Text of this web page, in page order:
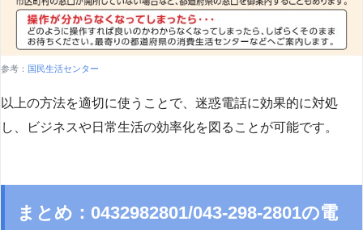
参考： 国民生活センター
以上の方法を適切に使うことで、迷惑電話に効果的に対処
し、ビジネスや日常生活の効率化を図ることが可能です。
まとめ：0432982801/043-298-2801の電